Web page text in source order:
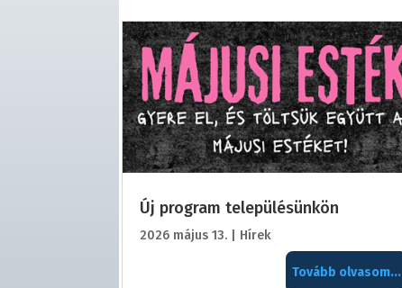
Új program településünkön
2026 május 13. Hírek
Tovább olvasom...